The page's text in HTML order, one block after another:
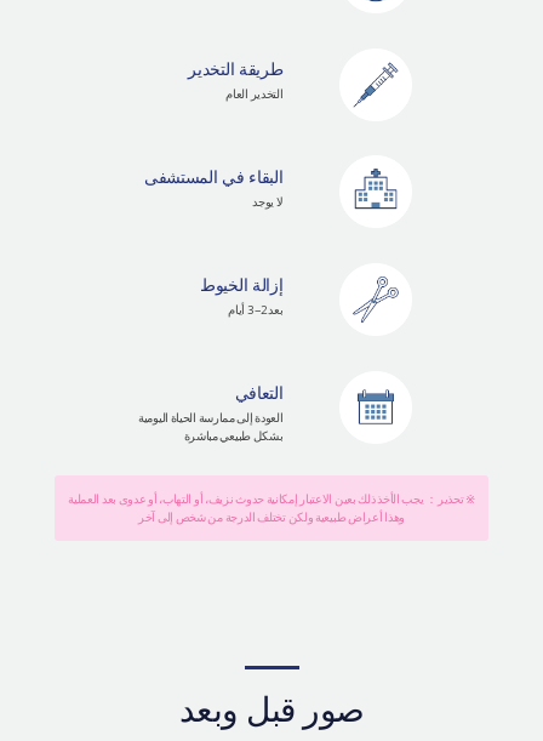
طريقة التخدير
التخدير العام
البقاء في المستشفى
لا يوجد
إزالة الخيوط
بعد 2~ 3 أيام
التعافي
العودة إلى ممارسة الحياة اليومية
بشكل طبيعي مباشرة
※ تحذير： يجب الأخذ ذلك بعين الاعتبار إمكانية حدوث نزيف، أو التهاب، أو عدوى بعد العملية
وهذا أعراض طبيعية ولكن تختلف الدرجة من شخص إلى آخر
صور قبل وبعد